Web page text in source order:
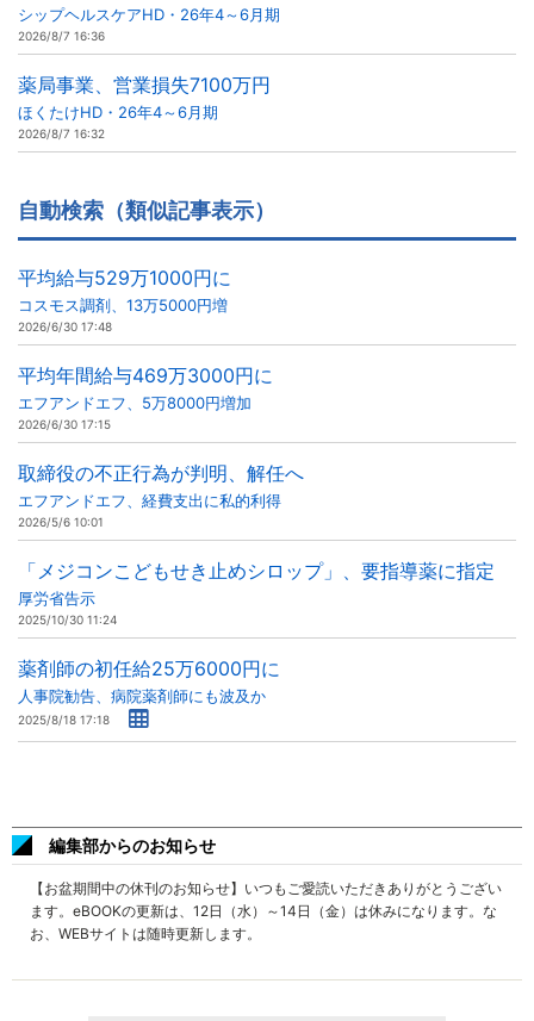
シップヘルスケアHD・26年4～6月期
2026/8/7 16:36
薬局事業、営業損失7100万円
ほくたけHD・26年4～6月期
2026/8/7 16:32
自動検索（類似記事表示）
平均給与529万1000円に
コスモス調剤、13万5000円増
2026/6/30 17:48
平均年間給与469万3000円に
エフアンドエフ、5万8000円増加
2026/6/30 17:15
取締役の不正行為が判明、解任へ
エフアンドエフ、経費支出に私的利得
2026/5/6 10:01
「メジコンこどもせき止めシロップ」、要指導薬に指定
厚労省告示
2025/10/30 11:24
薬剤師の初任給25万6000円に
人事院勧告、病院薬剤師にも波及か
2025/8/18 17:18
編集部からのお知らせ
【お盆期間中の休刊のお知らせ】いつもご愛読いただきありがとうござい
ます。eBOOKの更新は、12日（水）～14日（金）は休みになります。な
お、WEBサイトは随時更新します。